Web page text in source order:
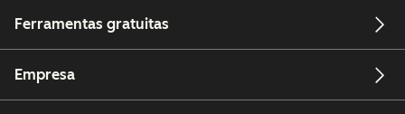
Ferramentas gratuitas
Empresa